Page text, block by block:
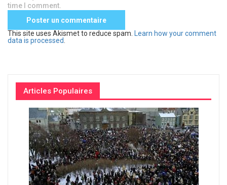
time I comment.
This site uses Akismet to reduce spam.
Learn how your comment
data is processed
Articles Populaires